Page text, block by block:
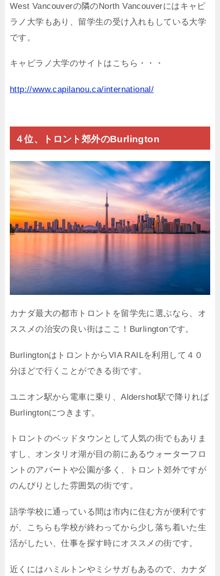
West Vancouverの隣のNorth Vancouverにはキャピ
ラノ大学もあり、留学生の受け入れもしている大学
です。
キャピラノ大学のサイトはこちら・・・
http://www.capilanou.ca/international/
４位、トロント郊外のBurlington
カナダ最大の都市トロントを留学先に選ぶなら、オ
ススメの治安の良い街はここ！Burlingtonです。
BurlingtonはトロントからVIA RAILを利用して４０
分ほどで行くことができる街です。
ユニオン駅から電車に乗り、Aldershot駅で降りれば
Burlingtonにつきます。
トロントのベッドタウンとして人気の街でもありま
すし、オンタリオ湖が目の前にあるウォーターフロ
ントのアパートや公園が多く、トロント郊外ですが
のんびりとした雰囲気の街です。
語学学校に通っている間は市内に住む方が便利です
が、こちらも学校が終わってから少し落ち着いた生
活がしたい、仕事を探す時にオススメの街です。
近くにはハミルトンやミシサガもあるので、カナダ